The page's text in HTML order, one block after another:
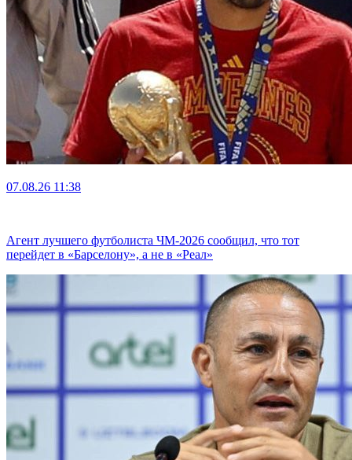
07.08.26 11:38
Агент лучшего футболиста ЧМ-2026 cообщил, что тот
перейдет в «Барселону», а не в «Реал»